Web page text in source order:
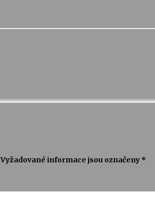
Vyžadované informace jsou označeny *